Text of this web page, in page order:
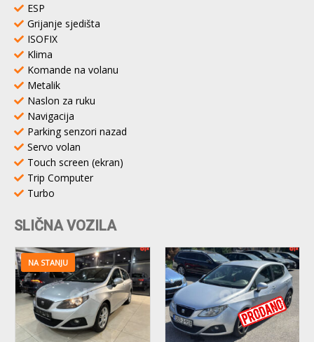
ESP
Grijanje sjedišta
ISOFIX
Klima
Komande na volanu
Metalik
Naslon za ruku
Navigacija
Parking senzori nazad
Servo volan
Touch screen (ekran)
Trip Computer
Turbo
SLIČNA VOZILA
NA STANJU